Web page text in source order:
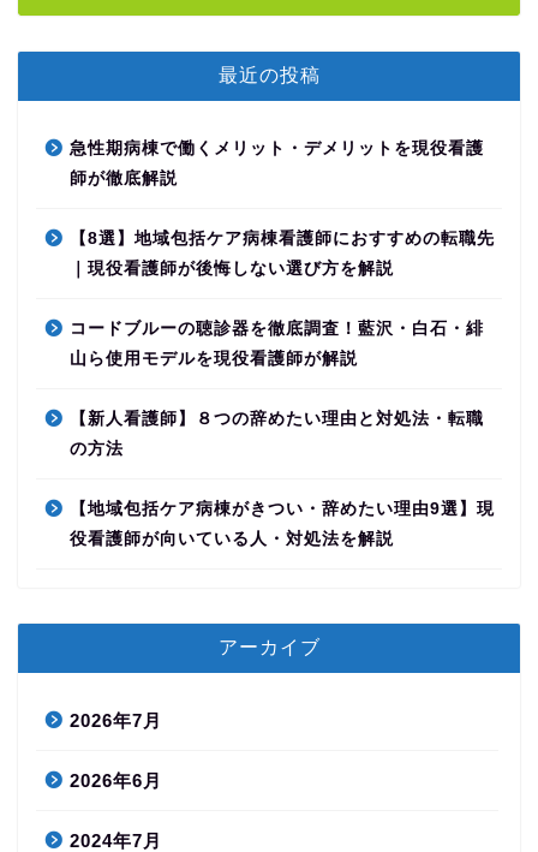
最近の投稿
急性期病棟で働くメリット・デメリットを現役看護
師が徹底解説
【8選】地域包括ケア病棟看護師におすすめの転職先
｜現役看護師が後悔しない選び方を解説
コードブルーの聴診器を徹底調査！藍沢・白石・緋
山ら使用モデルを現役看護師が解説
【新人看護師】８つの辞めたい理由と対処法・転職
の方法
【地域包括ケア病棟がきつい・辞めたい理由9選】現
役看護師が向いている人・対処法を解説
アーカイブ
2026年7月
2026年6月
2024年7月